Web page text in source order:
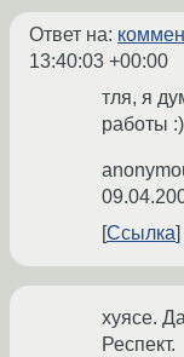
Ответ на:
13:40:03 +00:00
тля, я
работы
Ссылка
хуясе.
Респект.